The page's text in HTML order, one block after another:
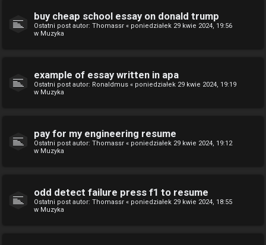
buy cheap school essay on donald trump
Ostatni post autor: Thomassr « poniedziałek 29 kwie 2024, 19:56
w Muzyka
example of essay written in apa
Ostatni post autor: Ronaldmus « poniedziałek 29 kwie 2024, 19:19
w Muzyka
pay for my engineering resume
Ostatni post autor: Thomassr « poniedziałek 29 kwie 2024, 19:12
w Muzyka
odd detect failure press f1 to resume
Ostatni post autor: Thomassr « poniedziałek 29 kwie 2024, 18:55
w Muzyka